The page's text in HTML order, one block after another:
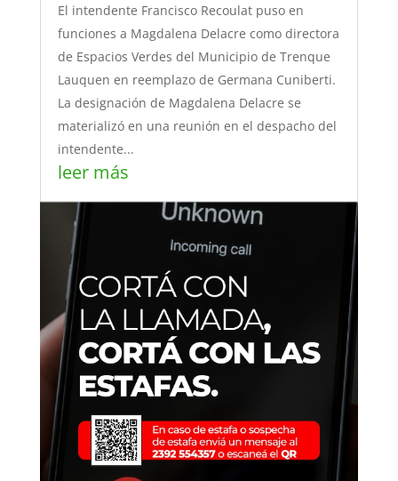
El intendente Francisco Recoulat puso en
funciones a Magdalena Delacre como directora
de Espacios Verdes del Municipio de Trenque
Lauquen en reemplazo de Germana Cuniberti.
La designación de Magdalena Delacre se
materializó en una reunión en el despacho del
intendente...
leer más